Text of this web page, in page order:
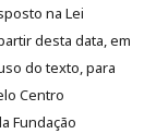
na Lei
desta data, em
do texto, para
Centro
Fundação